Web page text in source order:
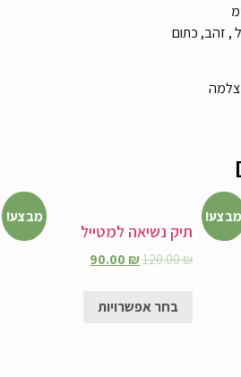
, זהב, כתום
מבצע! מבצע!
תיק נשיאה למטייל
120.00₪
90.00 ₪
בחר אפשרויות